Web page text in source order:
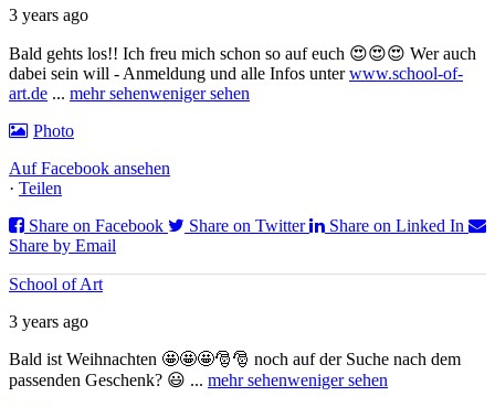
3 years ago
Bald gehts los!! Ich freu mich schon so auf euch 😍😍😍 Wer auch
dabei sein will - Anmeldung und alle Infos unterwww.school-of-
art.de ... mehr sehenweniger sehen
Photo
Auf Facebook ansehen
· Teilen
Share on Facebook
Share on Twitter
Share on Linked In
Share by Email
School of Art
3 years ago
Bald ist Weihnachten 🤩🤩🤩🎅🎅 noch auf der Suche nach dem
passenden Geschenk? 😃 ... mehr sehenweniger sehen